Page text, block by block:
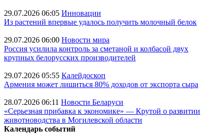
29.07.2026 06:05 Инновации
Из растений впервые удалось получить молочный белок
29.07.2026 06:00 Новости мира
Россия усилила контроль за сметаной и колбасой двух
крупных белорусских производителей
29.07.2026 05:55 Калейдоскоп
Армения может лишиться 80% доходов от экспорта сыра
28.07.2026 06:11 Новости Беларуси
«Серьезная прибавка к экономике» — Крутой о развитии
животноводства в Могилевской области
Календарь событий